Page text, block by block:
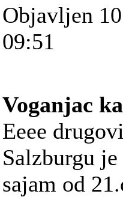
Objavljen
09:51
Voganjac
Eeee
Salzburgu
sajam od